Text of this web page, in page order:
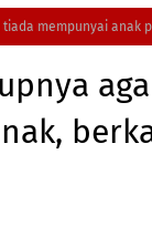
tiada mempunyai